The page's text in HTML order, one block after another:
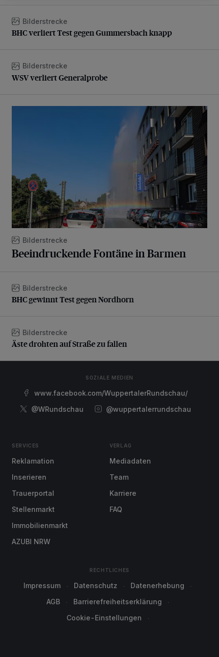
BHC verliert Test gegen Gummersbach knapp
Bilderstrecke
BHC verliert Test gegen Gummersbach knapp
WSV verliert Generalprobe
Bilderstrecke
WSV verliert Generalprobe
Bilderstrecke
Beeindruckende Fontäne in Barmen
BHC gewinnt Test gegen Nordhorn
Bilderstrecke
BHC gewinnt Test gegen Nordhorn
Äste drohten auf Straße zu fallen
Bilderstrecke
Äste drohten auf Straße zu fallen
SOZIALE MEDIEN
www.facebook.com/WuppertalerRundschau/
@WRundschau
@wuppertalerrundschau
SERVICES
Reklamation
Inserieren
Trauerportal
Stellenmarkt
Immobilienmarkt
AZUBI NRW
VERLAG
Mediadaten
Team
Karriere
FAQ
RECHTLICHES
Impressum Datenschutz
Datenerhebung
AGB
Barrierefreiheitserklärung
Cookie-Einstellungen